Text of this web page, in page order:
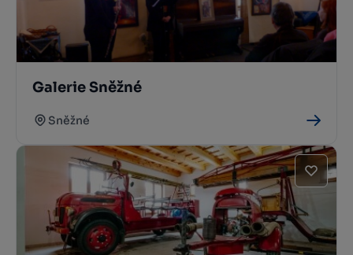
Galerie Sněžné
Sněžné